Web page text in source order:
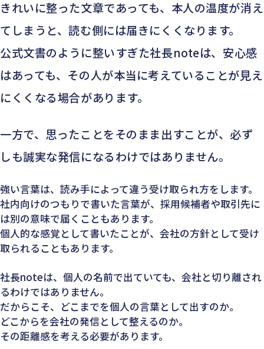
きれいに整った文章であっても、本人の温度が消え
てしまうと、読む側には届きにくくなります。
公式文書のように整いすぎた社長noteは、安心感
はあっても、その人が本当に考えていることが見え
にくくなる場合があります。
一方で、思ったことをそのまま出すことが、必ず
しも誠実な発信になるわけではありません。
強い言葉は、読み手によって違う受け取られ方をします。
社内向けのつもりで書いた言葉が、採用候補者や取引先に
は別の意味で届くこともあります。
個人的な感覚として書いたことが、会社の方針として受け
取られることもあります。
社長noteは、個人の名前で出ていても、会社と切り離され
るわけではありません。
だからこそ、どこまでを個人の言葉として出すのか。
どこからを会社の発信として整えるのか。
その距離感を考える必要があります。